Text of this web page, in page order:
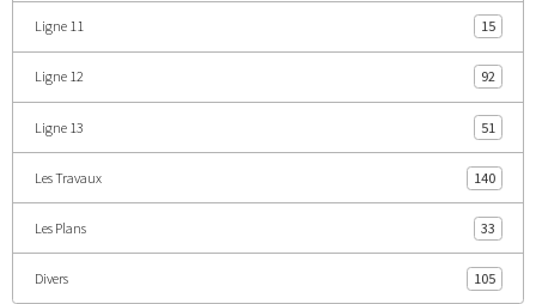
Ligne 11 15
Ligne 12 92
Ligne 13 51
Les Travaux 140
Les Plans 33
Divers 105